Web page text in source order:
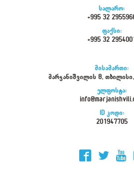
სალარო:
+995 32
ფაქსი:
+995 32
მისამართი:
მარჯანიშვილის 8,
ელფოსტა:
ID კოდი:
201947705